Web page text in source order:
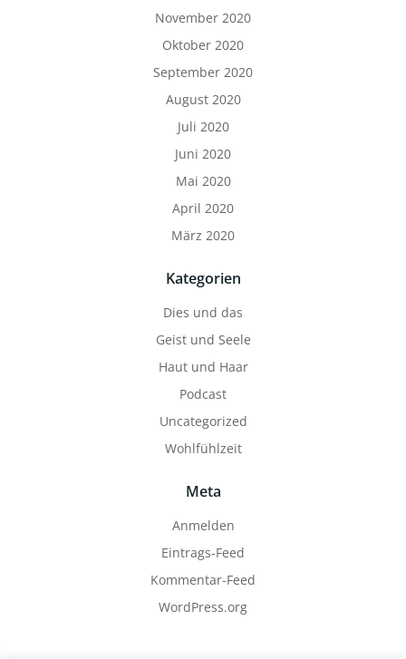
November 2020
Oktober 2020
September 2020
August 2020
Juli 2020
Juni 2020
Mai 2020
April 2020
März 2020
Kategorien
Dies und das
Geist und Seele
Haut und Haar
Podcast
Uncategorized
Wohlfühlzeit
Meta
Anmelden
Eintrags-Feed
Kommentar-Feed
WordPress.org